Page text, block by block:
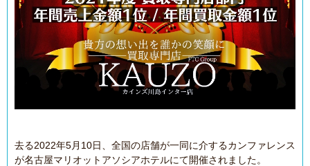
去る2022年5月10日、全国の店舗が一同に介するカンファレンス
が名古屋マリオットアソシアホテルにて開催されました。